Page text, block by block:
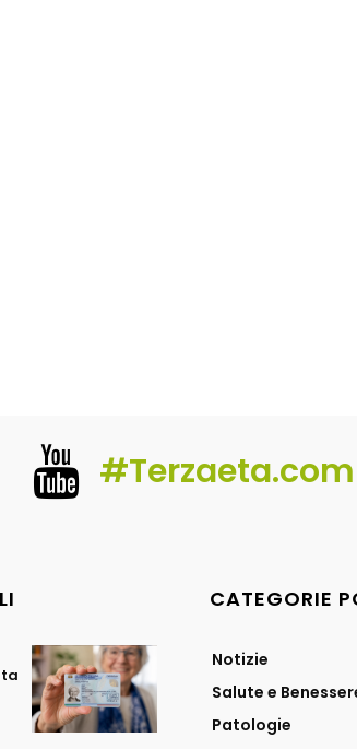
#Terzaeta.com
CATEGORIE
Notizie
Salute e
Patologie